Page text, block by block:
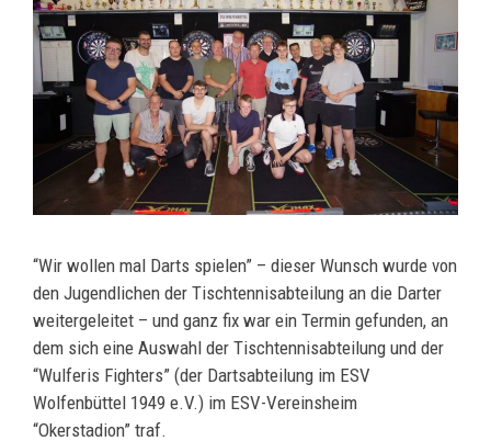
“Wir wollen mal Darts spielen” – dieser Wunsch wurde von
den Jugendlichen der Tischtennisabteilung an die Darter
weitergeleitet – und ganz fix war ein Termin gefunden, an
dem sich eine Auswahl der Tischtennisabteilung und der
“Wulferis Fighters” (der Dartsabteilung im ESV
Wolfenbüttel 1949 e.V.) im ESV-Vereinsheim
“Okerstadion” traf.